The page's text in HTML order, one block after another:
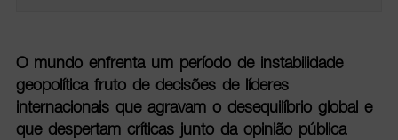
O mundo enfrenta um período de instabilidade
geopolítica fruto de decisões de líderes
internacionais que agravam o desequilíbrio global e
que despertam críticas junto da opinião pública